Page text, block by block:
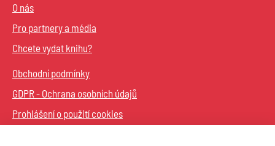
O nás
Pro partnery a média
Chcete vydat knihu?
Obchodní podmínky
GDPR - Ochrana osobních údajů
Prohlášení o použití cookies